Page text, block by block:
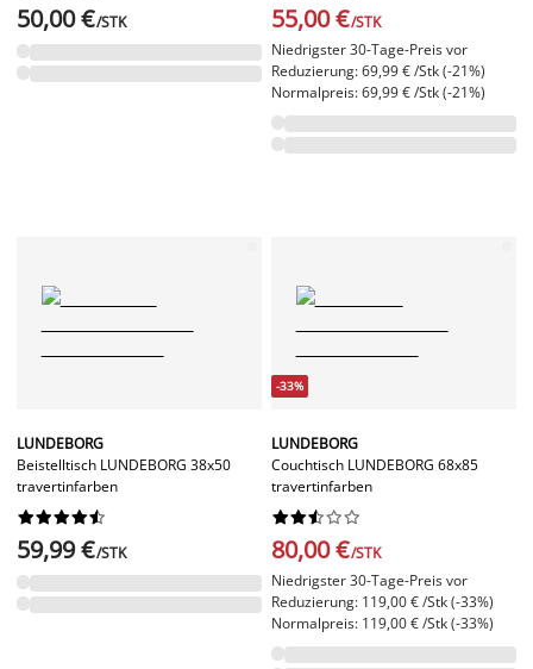
50,00 €/STK 55,00 €/STK
Niedrigster 30-Tage-Preis vor
Reduzierung: 69,99 € /Stk (-21%)
Normalpreis: 69,99 € /Stk (-21%)
LUNDEBORG
Beistelltisch LUNDEBORG 38x50
travertinfarben






59,99 €/STK
-33%
LUNDEBORG
Couchtisch LUNDEBORG 68x85
travertinfarben






80,00 €/STK
Niedrigster 30-Tage-Preis vor
Reduzierung: 119,00 € /Stk (-33%)
Normalpreis: 119,00 € /Stk (-33%)